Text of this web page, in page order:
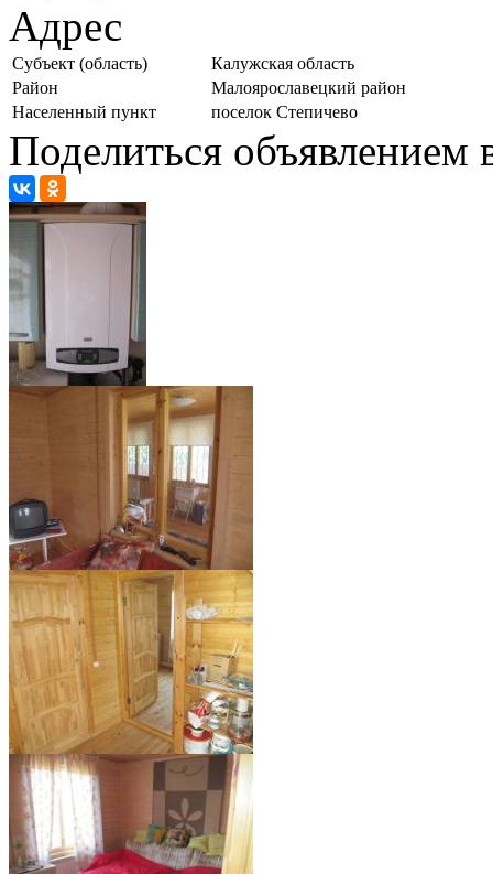
Адрес
Субъект (область)
Калужская область
Район
Малоярославецкий район
Населенный пункт
поселок Степичево
Поделиться объявлением